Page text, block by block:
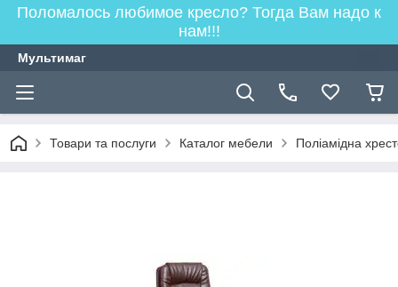
Поломалось любимое кресло? Тогда Вам надо к
нам!!!
Мультимаг
Товари та послуги Каталог мебели Поліамідна